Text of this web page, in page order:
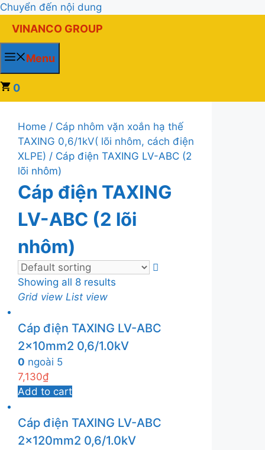
Chuyển đến nội dung
VINANCO GROUP
Menu
0
Home / Cáp nhôm vặn xoắn hạ thế
TAXING 0,6/1kV( lõi nhôm, cách điện
XLPE) / Cáp điện TAXING LV-ABC (2
lõi nhôm)
Cáp điện TAXING
LV-ABC (2 lõi
nhôm)
Showing all 8 results
Grid view List view
Cáp điện TAXING LV-ABC
2x10mm2 0,6/1.0kV
0 ngoài 5
7,130₫
Add to cart
Cáp điện TAXING LV-ABC
2x120mm2 0,6/1.0kV